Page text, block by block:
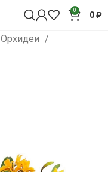
0 0₽
Орхидеи